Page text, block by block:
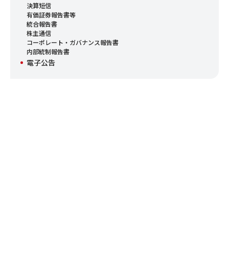
決算短信
有価証券報告書等
統合報告書
株主通信
コーポレート・ガバナンス報告書
内部統制報告書
電子公告